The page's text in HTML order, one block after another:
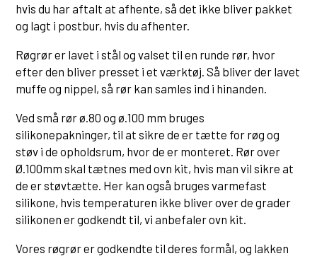
hvis du har aftalt at afhente, så det ikke bliver pakket
og lagt i postbur, hvis du afhenter.
Røgrør er lavet i stål og valset til en runde rør, hvor
efter den bliver presset i et værktøj. Så bliver der lavet
muffe og nippel, så rør kan samles ind i hinanden.
Ved små rør ø.80 og ø.100 mm bruges
silikonepakninger, til at sikre de er tætte for røg og
støv i de opholdsrum, hvor de er monteret. Rør over
Ø.100mm skal tætnes med ovn kit, hvis man vil sikre at
de er støvtætte. Her kan også bruges varmefast
silikone, hvis temperaturen ikke bliver over de grader
silikonen er godkendt til, vi anbefaler ovn kit.
Vores røgrør er godkendte til deres formål, og lakken